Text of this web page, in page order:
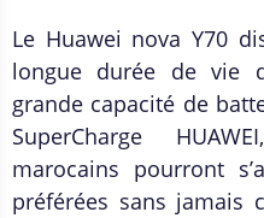
Le Huawei nova Y70
longue durée de vie
grande capacité de
SuperCharge
marocains pourront
préférées sans jamais